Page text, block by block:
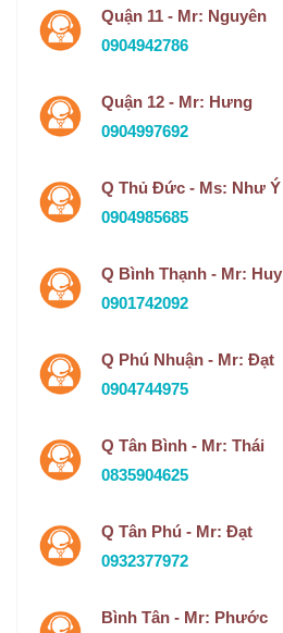
Quận 11 - Mr: Nguyên
0904942786
Quận 12 - Mr: Hưng
0904997692
Q Thủ Đức - Ms: Như Ý
0904985685
Q Bình Thạnh - Mr: Huy
0901742092
Q Phú Nhuận - Mr: Đạt
0904744975
Q Tân Bình - Mr: Thái
0835904625
Q Tân Phú - Mr: Đạt
0932377972
Bình Tân - Mr: Phước